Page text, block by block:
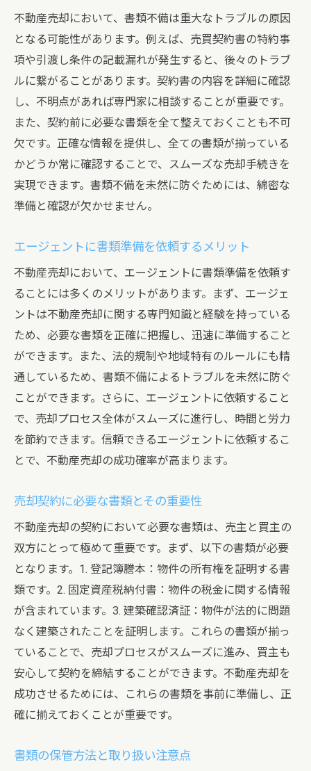
不動産売却において、書類不備は重大なトラブルの原因
となる可能性があります。例えば、売買契約書の特約事
項や引渡し条件の記載漏れが発生すると、後々のトラブ
ルに繋がることがあります。契約書の内容を詳細に確認
し、不明点があれば専門家に相談することが重要です。
また、契約前に必要な書類を全て整えておくことも不可
欠です。正確な情報を提供し、全ての書類が揃っている
かどうか常に確認することで、スムーズな売却手続きを
実現できます。書類不備を未然に防ぐためには、綿密な
準備と確認が欠かせません。
エージェントに書類準備を依頼するメリット
不動産売却において、エージェントに書類準備を依頼す
ることには多くのメリットがあります。まず、エージェ
ントは不動産売却に関する専門知識と経験を持っている
ため、必要な書類を正確に把握し、迅速に準備すること
ができます。また、法的規制や地域特有のルールにも精
通しているため、書類不備によるトラブルを未然に防ぐ
ことができます。さらに、エージェントに依頼すること
で、売却プロセス全体がスムーズに進行し、時間と労力
を節約できます。信頼できるエージェントに依頼するこ
とで、不動産売却の成功確率が高まります。
売却契約に必要な書類とその重要性
不動産売却の契約において必要な書類は、売主と買主の
双方にとって極めて重要です。まず、以下の書類が必要
となります。1. 登記簿謄本：物件の所有権を証明する書
類です。2. 固定資産税納付書：物件の税金に関する情報
が含まれています。3. 建築確認済証：物件が法的に問題
なく建築されたことを証明します。これらの書類が揃っ
ていることで、売却プロセスがスムーズに進み、買主も
安心して契約を締結することができます。不動産売却を
成功させるためには、これらの書類を事前に準備し、正
確に揃えておくことが重要です。
書類の保管方法と取り扱い注意点